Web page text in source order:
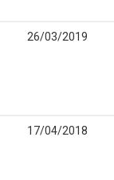
26/03/2019
17/04/2018